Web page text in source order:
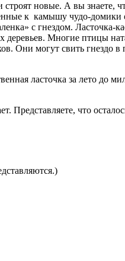
новые. А вы знаете,
к камышу чудо-
с гнездом. Ласточка-
Многие птицы
Они могут свить гнездо в
ласточка за лето до
Представляете, что